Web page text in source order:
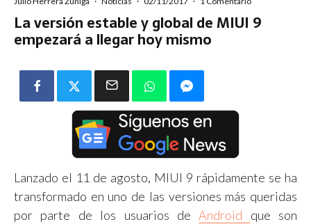
La versión estable y global de MIUI 9
empezará a llegar hoy mismo
Lanzado el 11 de agosto, MIUI 9 rápidamente se ha
transformado en uno de las versiones más queridas
por parte de los usuarios deAndroid que son